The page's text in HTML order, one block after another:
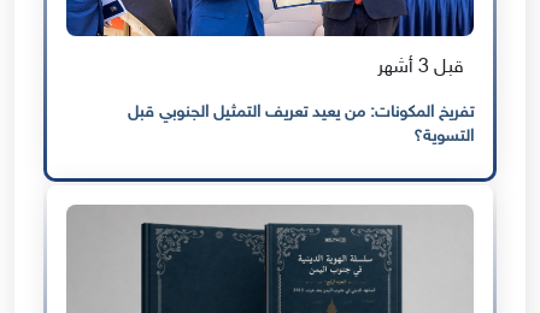
قبل 3 أشهر
تفريخ المكونات: من يعيد تعريف التمثيل الجنوبي قبل
التسوية؟